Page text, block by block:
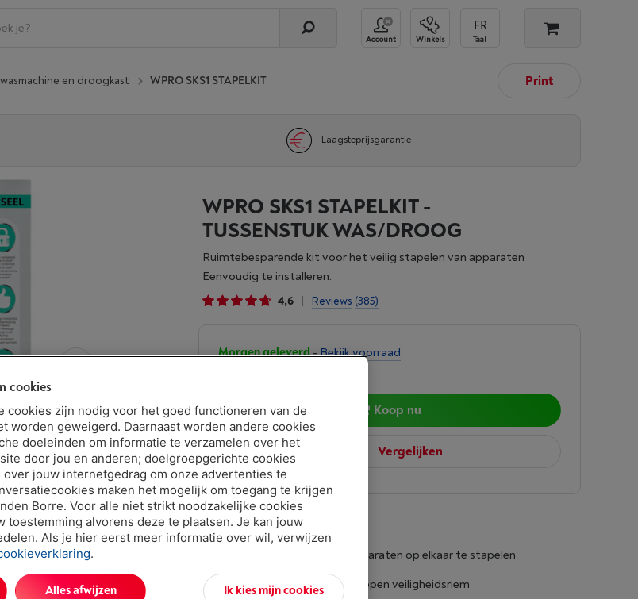
Account Winkels Taal
en droogkast WPRO SKS1 STAPELKIT Print
Laagsteprijsgarantie
WPRO SKS1 STAPELKIT -
TUSSENSTUK WAS/DROOG
Ruimtebesparende kit voor het veilig stapelen van apparaten
eenvoudig te installeren.
4,6
| Reviews (385)
Morgen geleverd-Bekijk voorraad
Koop nu
Vergelijken
Troeven
Ruimtebesparend door apparaten op elkaar te stapelen
Veilig en stabiel met inbegrepen veiligheidsriem
cookies
cookies zijn nodig voor het goed functioneren van de
worden geweigerd. Daarnaast worden andere cookies
doeleinden om informatie te verzamelen over het
door jou en anderen; doelgroepgerichte cookies
jouw internetgedrag om onze advertenties te
maken het mogelijk om toegang te krijgen
Borre. Voor alle niet strikt noodzakelijke cookies
toestemming alvorens deze te plaatsen. Je kan jouw
Als je hier eerst meer informatie over wil, verwijzen
.
Ik kies mijn cookies
Alles afwijzen